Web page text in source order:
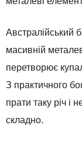
Австралійський
масивній
перетворює
З практичного
прати таку річ і
складно.